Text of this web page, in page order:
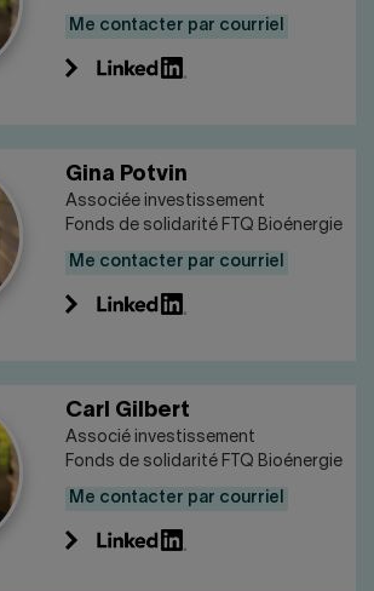
Me contacter par courriel
Gina Potvin
Associée investissement
Fonds de solidarité FTQ Bioénergie
Me contacter par courriel
Carl Gilbert
Associé investissement
Fonds de solidarité FTQ Bioénergie
Me contacter par courriel